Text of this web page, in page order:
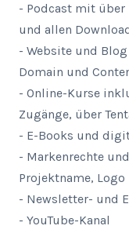
- Podcast mit über
und allen
- Website und
Domain und
- Online-Kurse
Zugänge, über
- E-Books und
- Markenrechte
Projektname,
- Newsletter- und
- YouTube-Kanal